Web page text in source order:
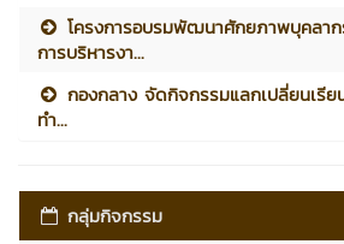
โครงการอบรมพัฒนาศักยภาพบุคลา
การบริหารงา...
กองกลาง จัดกิจกรรมแลกเปลี่ยนเรี
ทำ...
กลุ่มกิจกรรม